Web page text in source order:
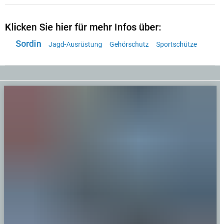
Klicken Sie hier für mehr Infos über:
Sordin Jagd-Ausrüstung Gehörschutz Sportschütze